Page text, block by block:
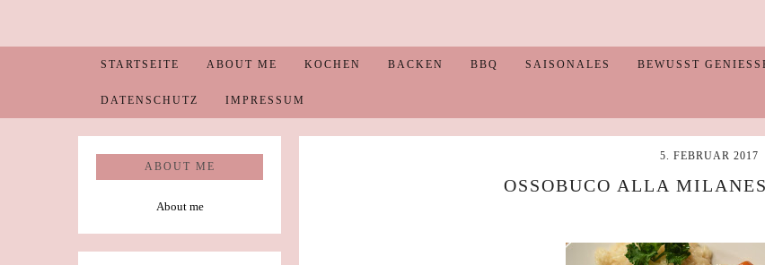
STARTSEITE ABOUT ME KOCHEN BACKEN BBQ SAISONALES BEWUSST
DATENSCHUTZ IMPRESSUM
5. FEBRUAR 2017
OSSOBUCO ALLA
ABOUT ME
About me